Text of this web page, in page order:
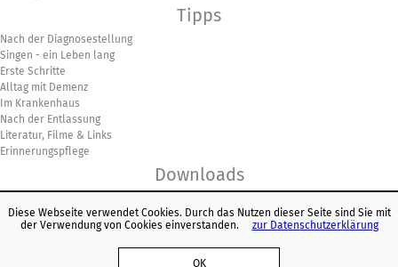
Tipps
Nach der Diagnosestellung
Singen - ein Leben lang
Erste Schritte
Alltag mit Demenz
Im Krankenhaus
Nach der Entlassung
Literatur, Filme & Links
Erinnerungspflege
Downloads
Veranstaltungen
Vergangene Veranstaltungen
Diese Webseite verwendet Cookies. Durch das Nutzen dieser Seite sind Sie mit
der Verwendung von Cookies einverstanden.
zur Datenschutzerklärung
OK